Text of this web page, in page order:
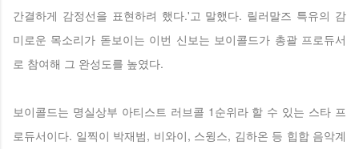
간결하게 감정선을 표현하려 했다.'고 말했다. 릴러말즈 특유의 감
미로운 목소리가 돋보이는 이번 신보는 보이콜드가 총괄 프로듀서
로 참여해 그 완성도를 높였다.
보이콜드는 명실상부 아티스트 러브콜 1순위라 할 수 있는 스타 프
로듀서이다. 일찍이 박재범, 비와이, 스윙스, 김하온 등 힙합 음악계